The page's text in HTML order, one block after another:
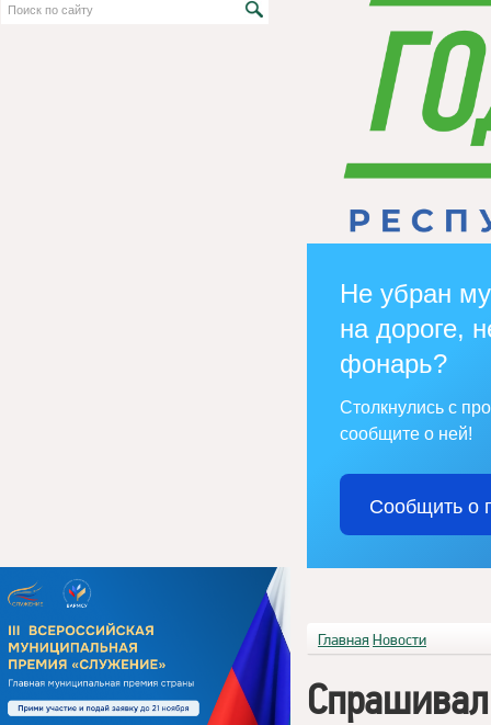
Не убран
на дороге,
фонарь?
Столкнулись с
сообщите о ней!
Сообщить о
Главная Новости